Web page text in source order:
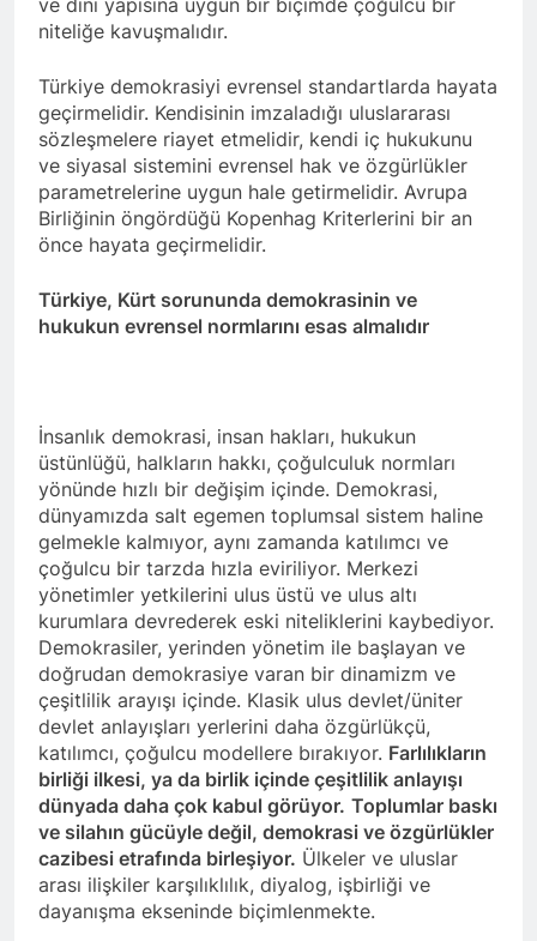
Merkez ve Genç ilçe
darbecilerini bir kez daha
lanetliyoruz 12 Eylül 1980
yılında Türkiye’de
gerçekleştirilen Askeri faşist
darbenin üzerinden 44 yıl
geçti.
2 Yıl Ago
Anadilde eğitim hakkının
tanınmasını savunuyor ve
talep ediyoruz.
2 Yıl Ago
6/7 Eylül 1955…Utanç
verici etnik temizlik
Diyarbakır HAK-PAR İl
örgütü bugün 01.09.2024
2 Yıl Ago
1 Eylül Dünya Barış
Günü Kutlu Olsun
2 Yıl Ago
HAK-PAR ve AZADÎ
HAREKETİ başkanları, 24
Ağustos 2024 tarihinde
Diyarbakır gazeteciler
cemiyetinde yaptıkları basın
toplantısıyla HAK-PAR da
birleştikleri ilan ettiler.
2 Yıl Ago
HAK-PAR başkanlık
kurulu Diyarbakır’da
toplandı.
2 Yıl Ago
Diyarbakır (Rûdaw) – Hak ve
Özgürlükler Partisi (HAK-
PAR) ile Azadi Hareketi
birleşme kararı aldı. HAK-
PAR Genel Başkanı Düzgün
Kaplan ile Azadi Hareketi
Başkanı Metin Pirani,
Diyarbakır’da yaptıkları ortak
basın açıklamasında
birleşme kararı aldıklarını
duyurdu.
2 Yıl Ago
HAK-PAR Genel Başkan
Yardımcısı Dış ilişkilerden
sorumlu Cafer Sterk,
Almanya’nın Berlin kentin
de bir dizi görüşmelerde
bulundu.
2 Yıl Ago
Em 78 emin salvegera
damezrandina Partî
Demokratî Kurdistan (PDK)
pîroz dikin.
2 Yıl Ago
niteliğe kavuşmalıdır.
Türkiye demokrasiyi evrensel standartlarda hayata
geçirmelidir. Kendisinin imzaladığı uluslararası
sözleşmelere riayet etmelidir, kendi iç hukukunu
ve siyasal sistemini evrensel hak ve özgürlükler
parametrelerine uygun hale getirmelidir. Avrupa
Birliğinin öngördüğü Kopenhag Kriterlerini bir an
önce hayata geçirmelidir.
Türkiye, Kürt sorununda demokrasinin ve
hukukun evrensel normlarını esas almalıdır
İnsanlık demokrasi, insan hakları, hukukun
üstünlüğü, halkların hakkı, çoğulculuk normları
yönünde hızlı bir değişim içinde. Demokrasi,
dünyamızda salt egemen toplumsal sistem haline
gelmekle kalmıyor, aynı zamanda katılımcı ve
çoğulcu bir tarzda hızla eviriliyor. Merkezi
yönetimler yetkilerini ulus üstü ve ulus altı
kurumlara devrederek eski niteliklerini kaybediyor.
Demokrasiler, yerinden yönetim ile başlayan ve
doğrudan demokrasiye varan bir dinamizm ve
çeşitlilik arayışı içinde. Klasik ulus devlet/üniter
devlet anlayışları yerlerini daha özgürlükçü,
katılımcı, çoğulcu modellere bırakıyor. Farlılıkların
birliği ilkesi, ya da birlik içinde çeşitlilik anlayışı
dünyada daha çok kabul görüyor. Toplumlar baskı
ve silahın gücüyle değil, demokrasi ve özgürlükler
cazibesi etrafında birleşiyor. Ülkeler ve uluslar
arası ilişkiler karşılıklılık, diyalog, işbirliği ve
dayanışma ekseninde biçimlenmekte.